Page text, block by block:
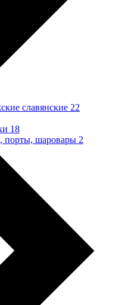
славянские 22
18
порты, шаровары 2